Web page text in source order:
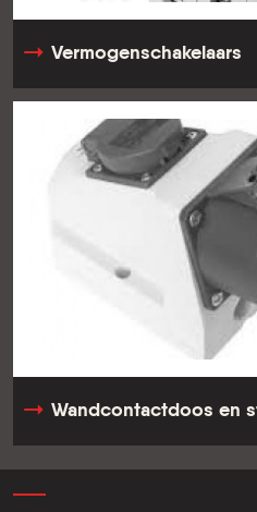
Vermogenschakelaars
Wandcontactdoos en